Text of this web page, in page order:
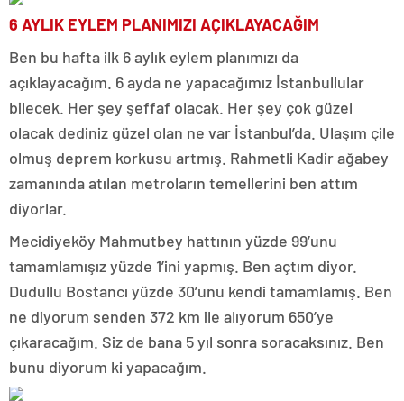
6 AYLIK EYLEM PLANIMIZI AÇIKLAYACAĞIM
Ben bu hafta ilk 6 aylık eylem planımızı da
açıklayacağım. 6 ayda ne yapacağımız İstanbullular
bilecek. Her şey şeffaf olacak. Her şey çok güzel
olacak dediniz güzel olan ne var İstanbul’da. Ulaşım çile
olmuş deprem korkusu artmış. Rahmetli Kadir ağabey
zamanında atılan metroların temellerini ben attım
diyorlar.
Mecidiyeköy Mahmutbey hattının yüzde 99’unu
tamamlamışız yüzde 1’ini yapmış. Ben açtım diyor.
Dudullu Bostancı yüzde 30’unu kendi tamamlamış. Ben
ne diyorum senden 372 km ile alıyorum 650’ye
çıkaracağım. Siz de bana 5 yıl sonra soracaksınız. Ben
bunu diyorum ki yapacağım.